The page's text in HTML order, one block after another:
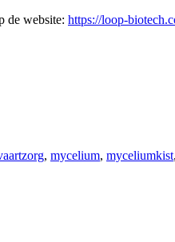
de website: https://loop-
, mycelium, myceliumkist,